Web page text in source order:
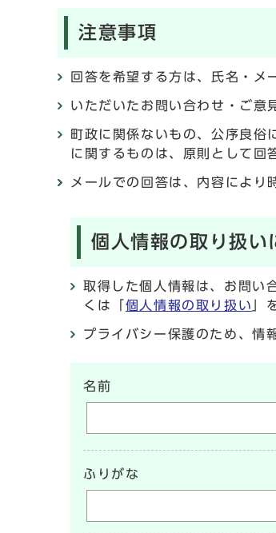
注意事項
回答を希望する方は、氏名・メ
いただいたお問い合わせ・ご意
町政に関係ないもの、公序良俗
に関するものは、原則として回
メールでの回答は、内容により
個人情報の取り扱い
取得した個人情報は、お問い
くは「 個人情報の取り扱い 」
プライバシー保護のため、
名前
ふりがな